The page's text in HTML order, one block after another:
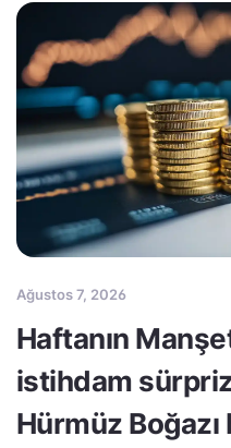
Ağustos 7, 2026
Haftanın
istihdam
Hürmüz